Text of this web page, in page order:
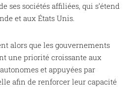
ses sociétés affiliées, qui s’étend
et aux États Unis.
alors que les gouvernements
une priorité croissante aux
et appuyées par
afin de renforcer leur capacité